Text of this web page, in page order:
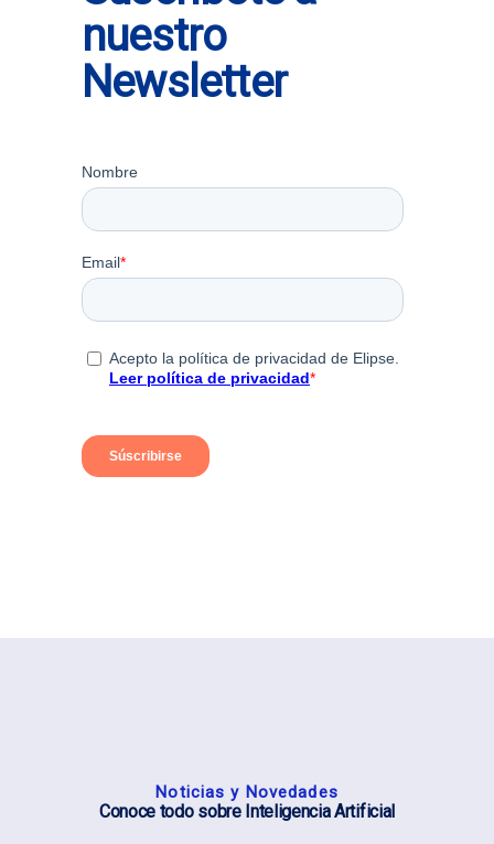
nuestro
Newsletter
Noticias y Novedades
Conoce todo sobre Inteligencia Artificial